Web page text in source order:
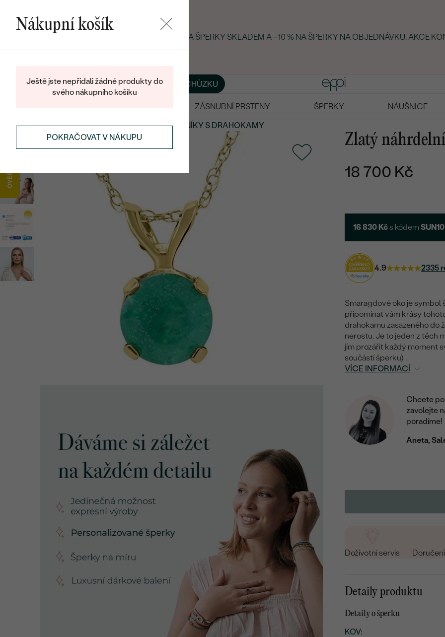
LETNÍ BLACK FRIDAY: −25 % NA ŠPERKY SKLADEM A −10 % NA ŠPERKY NA OBJEDNÁVKU. AKCE
BLOGŠPERKY NA MÍRU DOMLUVIT SI SCHŮZKU
ZÁSNUBNÍ PRSTENY ŠPERKY NÁUŠNICE
PŘÍVĚSKY A NÁHRDELNÍKYPŘÍVĚSKY A NÁHRDELNÍKY S DRAHOKAMY
Zlatý
18 700 Kč
16 830 Kč s kódemSUN10
4.9 2335
Smaragdové oko je symbol
připomínat vám krásy
drahokamu zasazeného do
nerostu. Je to jeden z těch
jím prozářit každý moment
součástí šperku)
VÍCE INFORMACÍ
Chcete
zavolejte
poradíme!
Aneta,
Doživotní servis
Detaily produktu
Detaily o šperku
KOV:
Nákupní košík
Ještě jste nepřidali žádné produkty do
svého nákupního košíku
POKRAČOVAT V NÁKUPU